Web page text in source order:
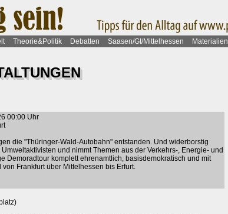
Theorie&Politik Debatten Saasen/GI/Mittelhessen Materialien
00:00 Uhr
die "Thüringer-Wald-Autobahn" entstanden. Und widerborstig
und nimmt Themen aus der Verkehrs-, Energie- und
Demoradtour komplett ehrenamtlich, basisdemokratisch und mit
Frankfurt über Mittelhessen bis Erfurt.